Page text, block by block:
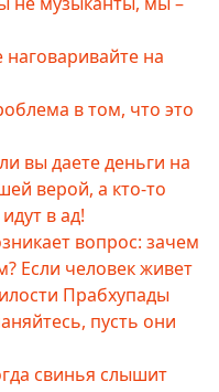
на
в том, что это
вы даете деньги на
верой, а кто-то
в ад!
вопрос: зачем
Если человек живет
Прабхупады
пусть они
свинья слышит